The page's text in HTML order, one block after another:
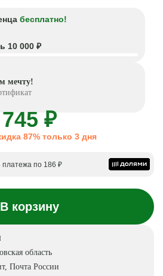
бесплатно!
10 000 ₽
мечту!
745 ₽
87% только 3 дня
платежа по 186 ₽
В корзину
область
Почта России